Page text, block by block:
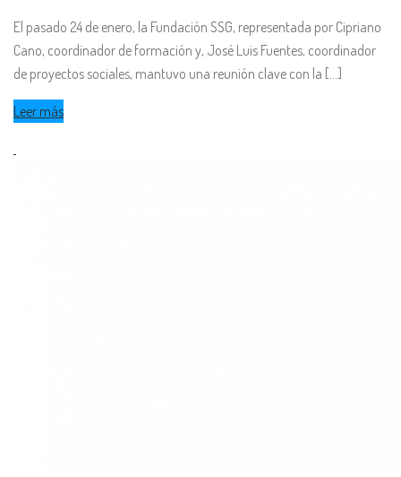
El pasado 24 de enero, la Fundación SSG, representada por Cipriano
Cano, coordinador de formación y, José Luis Fuentes, coordinador
de proyectos sociales, mantuvo una reunión clave con la [...]
Leer más